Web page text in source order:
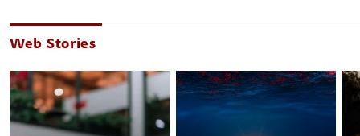
Web Stories